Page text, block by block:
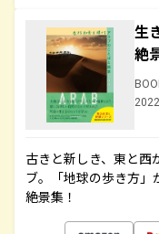
生
絶
古きと新しき、東と西
ブ。「地球の歩き方」
絶景集！